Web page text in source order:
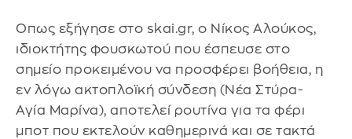
Oπως εξήγησε στο skai.gr, ο Νίκος Αλούκος,
ιδιοκτήτης φουσκωτού που έσπευσε στο
σημείο προκειμένου να προσφέρει βοήθεια, η
εν λόγω ακτοπλοϊκή σύνδεση (Νέα Στύρα-
Αγία Μαρίνα), αποτελεί ρουτίνα για τα φέρι
μποτ που εκτελούν καθημερινά και σε τακτά